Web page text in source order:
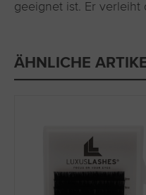
geeignet ist. Er verleiht
ÄHNLICHE